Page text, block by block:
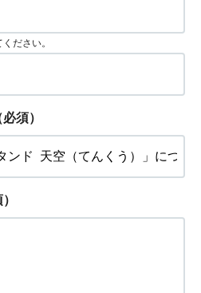
ださい。
必須）